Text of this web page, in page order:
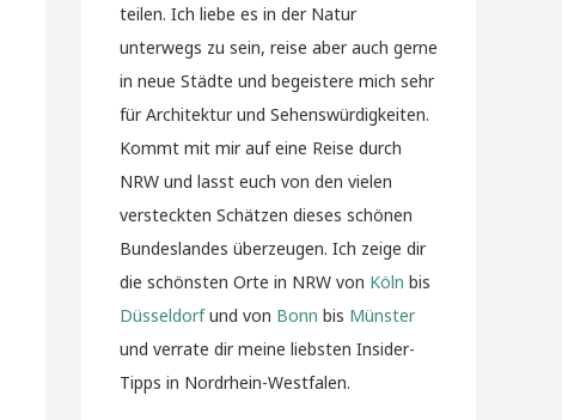
teilen. Ich liebe es in der Natur
unterwegs zu sein, reise aber auch gerne
in neue Städte und begeistere mich sehr
für Architektur und Sehenswürdigkeiten.
Kommt mit mir auf eine Reise durch
NRW und lasst euch von den vielen
versteckten Schätzen dieses schönen
Bundeslandes überzeugen. Ich zeige dir
die schönsten Orte in NRW von Köln bis
Düsseldorfund von Bonn bis Münster
und verrate dir meine liebsten Insider-
Tipps in Nordrhein-Westfalen.